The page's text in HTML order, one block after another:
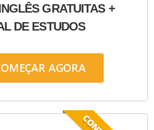
GRATUITAS +
DE ESTUDOS
AGORA